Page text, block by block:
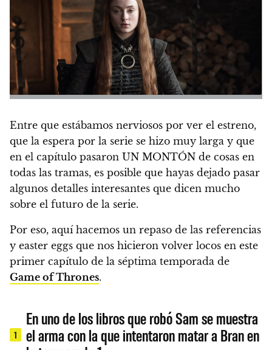
Entre que estábamos nerviosos por ver el estreno,
que la espera por la serie se hizo muy larga y que
en el capítulo pasaron UN MONTÓN de cosas en
todas las tramas, es posible que hayas dejado pasar
algunos detalles interesantes que dicen mucho
sobre el futuro de la serie.
Por eso, aquí hacemos un repaso de las referencias
y easter eggs que nos hicieron volver locos en este
primer capítulo de la séptima temporada de
Game of Thrones.
1
En uno de los libros que robó Sam se muestra
el arma con la que intentaron matar a Bran en